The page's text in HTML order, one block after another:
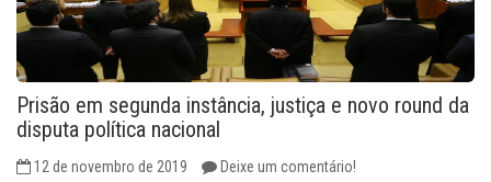
Prisão em segunda instância, justiça e novo round da
disputa política nacional
12 de novembro de 2019 Deixe um comentário!